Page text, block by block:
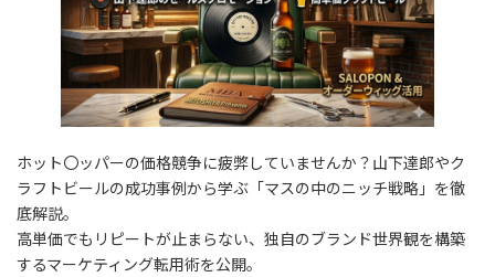
ホット〇ッパーの価格競争に疲弊していませんか？山下達郎やク
ラフトビールの成功事例から学ぶ「マスの中のニッチ戦略」を徹
底解説。
高単価でもリピートが止まらない、独自のブランド世界観を構築
するマーケティング転用術を公開。